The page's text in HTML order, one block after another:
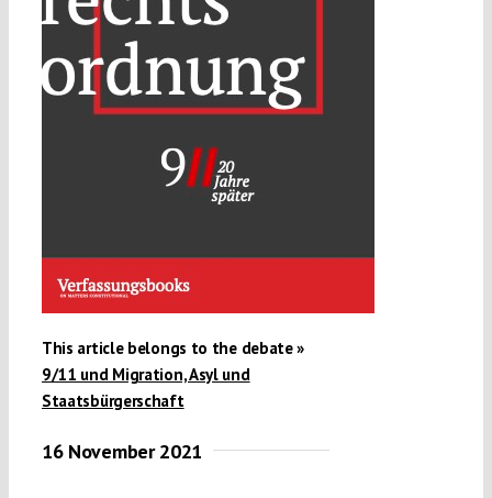
Submissions
Funding
This article belongs to the debate »
9/11 und Migration, Asyl und
Staatsbürgerschaft
16 November 2021